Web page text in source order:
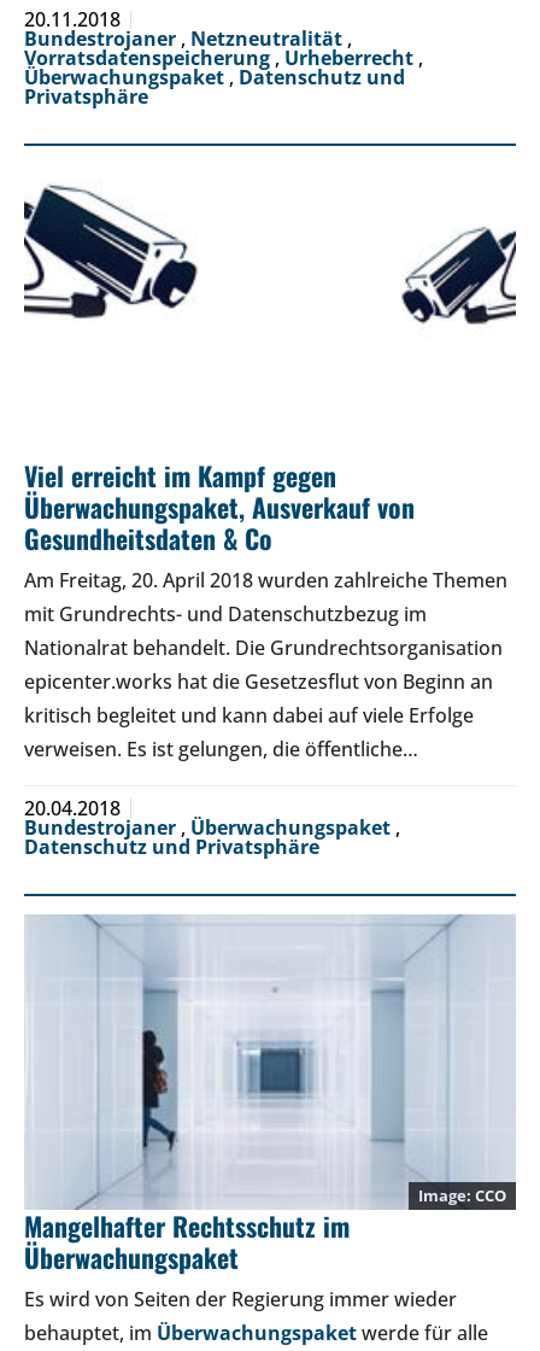
20.11.2018
Bundestrojaner , Netzneutralität ,
Vorratsdatenspeicherung , Urheberrecht ,
Überwachungspaket , Datenschutz und
Privatsphäre
Viel erreicht im Kampf gegen
Überwachungspaket, Ausverkauf von
Gesundheitsdaten & Co
Am Freitag, 20. April 2018 wurden zahlreiche Themen
mit Grundrechts- und Datenschutzbezug im
Nationalrat behandelt. Die Grundrechtsorganisation
epicenter.works hat die Gesetzesflut von Beginn an
kritisch begleitet und kann dabei auf viele Erfolge
verweisen. Es ist gelungen, die öffentliche…
20.04.2018
Bundestrojaner , Überwachungspaket ,
Datenschutz und Privatsphäre
CCO
Mangelhafter Rechtsschutz im
Überwachungspaket
Es wird von Seiten der Regierung immer wieder
behauptet, im Überwachungspaketwerde für alle